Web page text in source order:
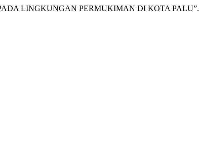
LINGKUNGAN PERMUKIMAN DI KOTA PALU”.